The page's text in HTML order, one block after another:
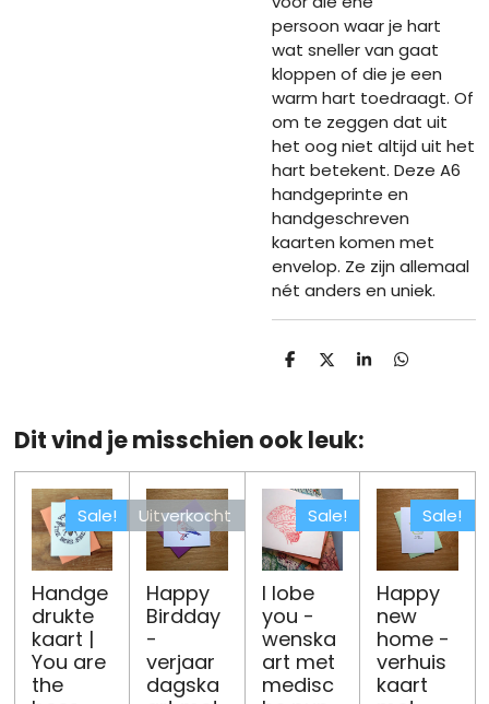
persoon waar je hart
wat sneller van gaat
kloppen of die je een
warm hart toedraagt. Of
om te zeggen dat uit
het oog niet altijd uit het
hart betekent. Deze A6
handgeprinte en
handgeschreven
kaarten komen met
envelop. Ze zijn allemaal
nét anders en uniek.
D
n
D S
e
D
Dit vind je misschien ook leuk:
Sale!
Handge
drukte
kaart |
You are
the
Uitverkocht
Happy
Birdday
-
verjaar
dagska
Sale!
I lobe
you -
wenska
art met
medisc
Sale!
Happy
new
home -
verhuis
kaart